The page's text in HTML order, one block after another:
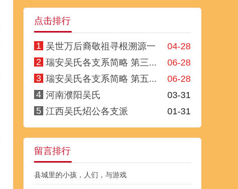
点击排行
1 04-28
吴世万后裔敬祖寻根溯源一
2
06-28
瑞安吴氏各支系简略 第三...
3
06-28
瑞安吴氏各支系简略 第五...
4
03-31
河南濮阳吴氏
5
01-31
江西吴氏炤公各支派
留言排行
县城里的小孩，人们，与游戏